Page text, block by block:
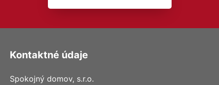
Kontaktné údaje
Spokojný domov, s.r.o.